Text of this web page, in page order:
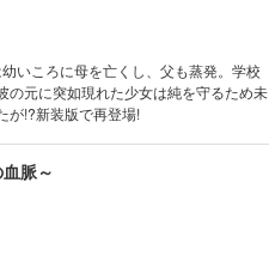
いころに母を亡くし、父も蒸発。学校
の元に突如現れた少女は純を守るため未
が!?新装版で再登場!
脈～